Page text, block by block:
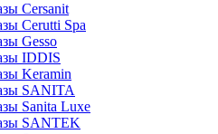
Cersanit
Cerutti Spa
Gesso
IDDIS
Keramin
SANITA
Sanita Luxe
SANTEK